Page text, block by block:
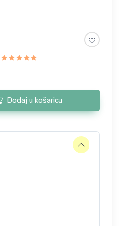
Dodaj u košaricu